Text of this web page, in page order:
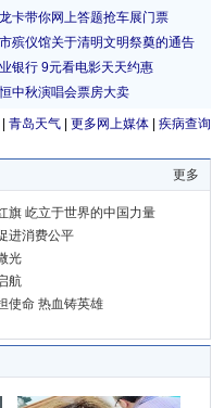
青岛天气 更多网上媒体 疾病查询